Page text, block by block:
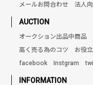
メールお問合わせ
法人
AUCTION
オークション出品中商品
高く売る為のコツ
お役
facebook
Instgram
INFORMATION